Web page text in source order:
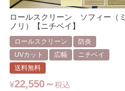
ロールスクリーン ソフィー（ミ
ノリ）【ニチベイ】
ロールスクリーン
防炎
UVカット
広幅
ニチベイ
送料無料
¥22,550 税込